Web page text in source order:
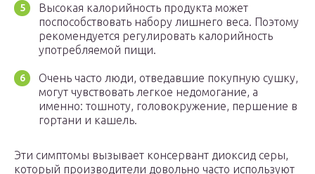
Высокая калорийность продукта может
поспособствовать набору лишнего веса. Поэтому
рекомендуется регулировать калорийность
употребляемой пищи.
Очень часто люди, отведавшие покупную сушку,
могут чувствовать легкое недомогание, а
именно: тошноту, головокружение, першение в
гортани и кашель.
Эти симптомы вызывает консервант диоксид серы,
который производители довольно часто используют